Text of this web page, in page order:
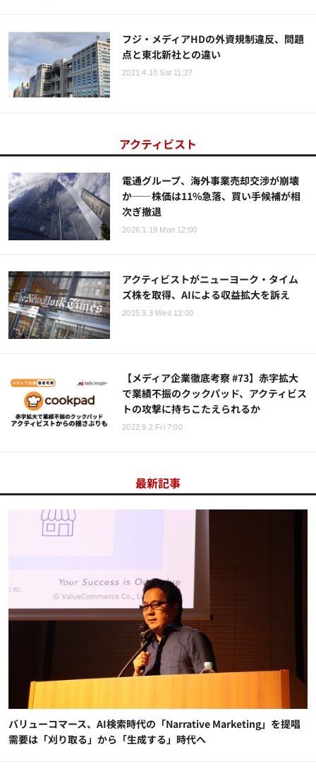
フジ・メディアHDの外資規制違反、問題
点と東北新社との違い
2021.4.10 Sat 11:27
アクティビスト
電通グループ、海外事業売却交渉が崩壊
か——株価は11%急落、買い手候補が相
次ぎ撤退
2026.1.19 Mon 12:00
アクティビストがニューヨーク・タイム
ズ株を取得、AIによる収益拡大を訴え
2025.9.3 Wed 12:00
【メディア企業徹底考察 #73】赤字拡大
で業績不振のクックパッド、アクティビス
トの攻撃に持ちこたえられるか
2022.9.2 Fri 7:00
最新記事
バリューコマース、AI検索時代の「Narrative Marketing」を提唱
需要は「刈り取る」から「生成する」時代へ